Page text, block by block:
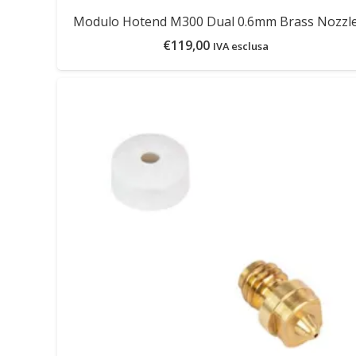
Modulo Hotend M300 Dual 0.6mm Brass
€119,00 IVA esclusa